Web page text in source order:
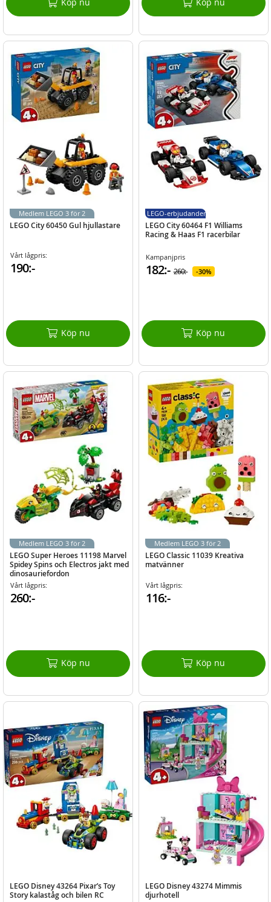
LEGO City 60450 Gul hjullastare
Vårt lågpris:
190:-
Köp nu
Medlem LEGO 3 för 2
LEGO City 60464 F1 Williams
Racing & Haas F1 racerbilar
Kampanjpris
182:- 260:- 30%
Köp nu
LEGO-erbjudanden
LEGO Super Heroes 11198 Marvel
Spidey Spins och Electros jakt med
dinosauriefordon
Vårt lågpris:
260:-
Köp nu
Medlem LEGO 3 för 2
LEGO Classic 11039 Kreativa
matvänner
Vårt lågpris:
116:-
Köp nu
Medlem LEGO 3 för 2
LEGO Disney 43264 Pixar’s Toy
Story kalaståg och bilen RC
LEGO Disney 43274 Mimmis
djurhotell